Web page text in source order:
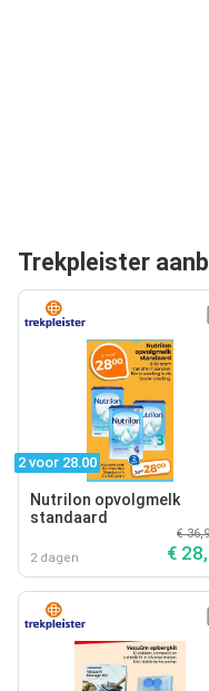
Trekpleister
2 voor 28.00
Nutrilon opvolgmelk
standaard
2 dagen
€
€